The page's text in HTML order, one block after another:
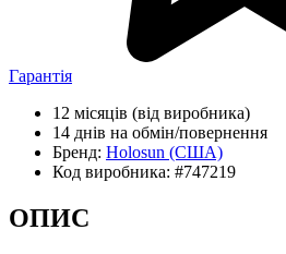
Гарантія
12 місяців (від виробника)
14 днів на обмін/повернення
Бренд: Holosun (США)
Код виробника: #747219
ОПИС